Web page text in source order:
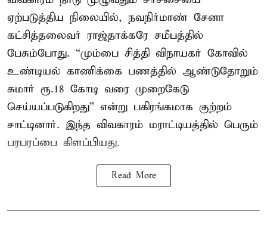
ஏற்படுத்திய நிலையில், நவநிர்மாண் சேனா
கட்சித்தலைவர் ராஜ்தாக்கரே சமீபத்தில்
பேசும்போது. “மும்பை சித்தி விநாயகர் கோவில்
உண்டியல் காணிக்கை பணத்தில் ஆண்டுதோறும்
சுமார் ரூ.18 கோடி வரை முறைகேடு
செய்யப்படுகிறது” என்று பகிரங்கமாக குற்றம்
சாட்டினார். இந்த விவகாரம் மராட்டியத்தில் பெரும்
பரபரப்பை கிளப்பியது.
Read More